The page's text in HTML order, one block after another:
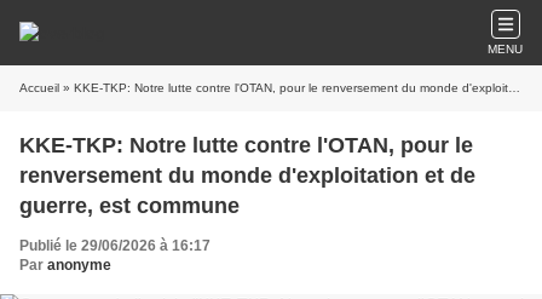
MENU
Accueil » KKE-TKP: Notre lutte contre l'OTAN, pour le renversement du monde d'exploitation et de guerre, est commune
KKE-TKP: Notre lutte contre l'OTAN, pour le
renversement du monde d'exploitation et de
guerre, est commune
Publié le 29/06/2026 à 16:17
Par anonyme